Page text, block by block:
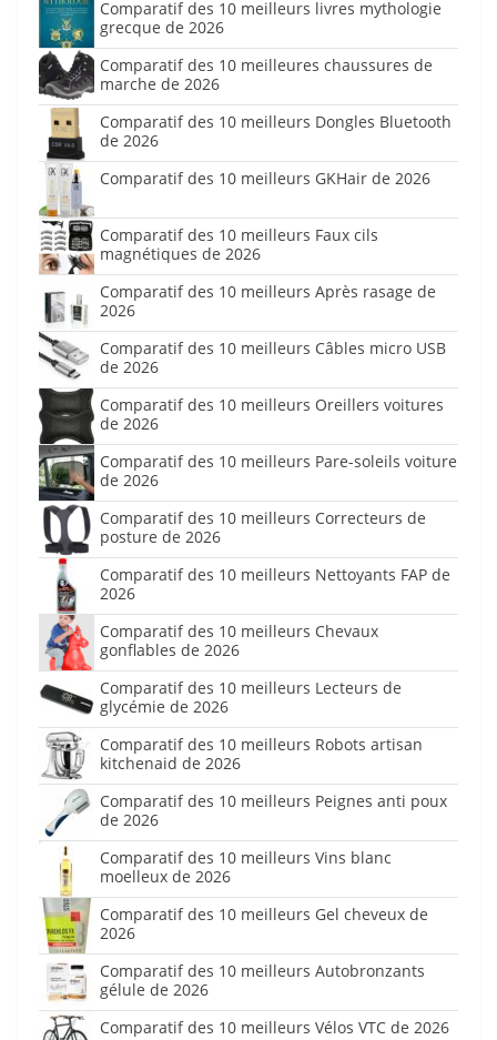
Comparatif des 10 meilleurs livres mythologie
grecque de 2026
Comparatif des 10 meilleures chaussures de
marche de 2026
Comparatif des 10 meilleurs Dongles Bluetooth
de 2026
Comparatif des 10 meilleurs GKHair de 2026
Comparatif des 10 meilleurs Faux cils
magnétiques de 2026
Comparatif des 10 meilleurs Après rasage de
2026
Comparatif des 10 meilleurs Câbles micro USB
de 2026
Comparatif des 10 meilleurs Oreillers voitures
de 2026
Comparatif des 10 meilleurs Pare-soleils voiture
de 2026
Comparatif des 10 meilleurs Correcteurs de
posture de 2026
Comparatif des 10 meilleurs Nettoyants FAP de
2026
Comparatif des 10 meilleurs Chevaux
gonflables de 2026
Comparatif des 10 meilleurs Lecteurs de
glycémie de 2026
Comparatif des 10 meilleurs Robots artisan
kitchenaid de 2026
Comparatif des 10 meilleurs Peignes anti poux
de 2026
Comparatif des 10 meilleurs Vins blanc
moelleux de 2026
Comparatif des 10 meilleurs Gel cheveux de
2026
Comparatif des 10 meilleurs Autobronzants
gélule de 2026
Comparatif des 10 meilleurs Vélos VTC de 2026